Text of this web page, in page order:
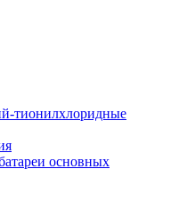
тионилхлоридные
основных